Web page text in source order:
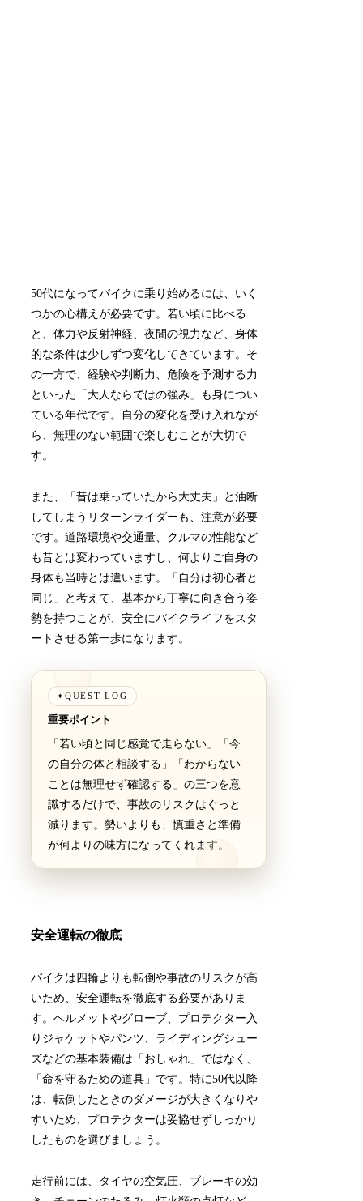
50代になってバイクに乗り始めるには、いく
つかの心構えが必要です。若い頃に比べる
と、体力や反射神経、夜間の視力など、身体
的な条件は少しずつ変化してきています。そ
の一方で、経験や判断力、危険を予測する力
といった「大人ならではの強み」も身につい
ている年代です。自分の変化を受け入れなが
ら、無理のない範囲で楽しむことが大切で
す。
また、「昔は乗っていたから大丈夫」と油断
してしまうリターンライダーも、注意が必要
です。道路環境や交通量、クルマの性能など
も昔とは変わっていますし、何よりご自身の
身体も当時とは違います。「自分は初心者と
同じ」と考えて、基本から丁寧に向き合う姿
勢を持つことが、安全にバイクライフをスタ
ートさせる第一歩になります。
✦QUEST LOG
重要ポイント
「若い頃と同じ感覚で走らない」「今
の自分の体と相談する」「わからない
ことは無理せず確認する」の三つを意
識するだけで、事故のリスクはぐっと
減ります。勢いよりも、慎重さと準備
が何よりの味方になってくれます。
安全運転の徹底
バイクは四輪よりも転倒や事故のリスクが高
いため、安全運転を徹底する必要がありま
す。ヘルメットやグローブ、プロテクター入
りジャケットやパンツ、ライディングシュー
ズなどの基本装備は「おしゃれ」ではなく、
「命を守るための道具」です。特に50代以降
は、転倒したときのダメージが大きくなりや
すいため、プロテクターは妥協せずしっかり
したものを選びましょう。
走行前には、タイヤの空気圧、ブレーキの効